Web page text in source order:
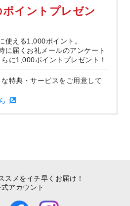
イントプレゼン
使える1,000ポイント。
に届くお礼メールのアンケート
に1,000ポイントプレゼント！
特典・サービスをご用意して
スメをイチ早くお届け！
アカウント